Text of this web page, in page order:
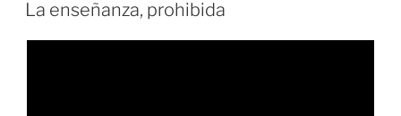
La enseñanza, prohibida